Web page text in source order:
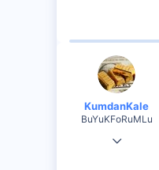
KumdanKale
BuYuKFoRuMLu
9 Ağu 2023